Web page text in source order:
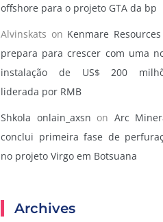
offshore para o projeto GTA da bp
Alvinskats on Kenmare
prepara para crescer com uma
instalação de US$ 200
liderada por RMB
Shkola onlain_axsn on Arc
conclui primeira fase de
no projeto Virgo em Botsuana
Archives